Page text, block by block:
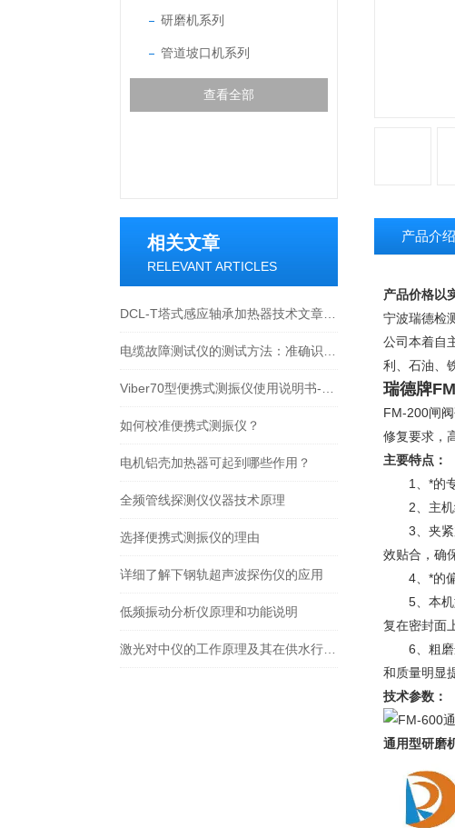
研磨机系列
管道坡口机系列
查看全部
相关文章
RELEVANT ARTICLES
如何校准便携式测振仪？
电机铝壳加热器可起到哪些作用？
全频管线探测仪仪器技术原理
选择便携式测振仪的理由
详细了解下钢轨超声波探伤仪的应用
低频振动分析仪原理和功能说明
产品介绍
产品价格以
宁波瑞德检
公司本着自
利、石油、
瑞德牌
FM-200闸
修复要求，
主要特点：
1、*的
2、主机组
3、夹紧加
效贴合，确
4、*的偏
5、本机型
复在密封面
6、粗磨选
和质量明显
技术参数：
通用型研磨